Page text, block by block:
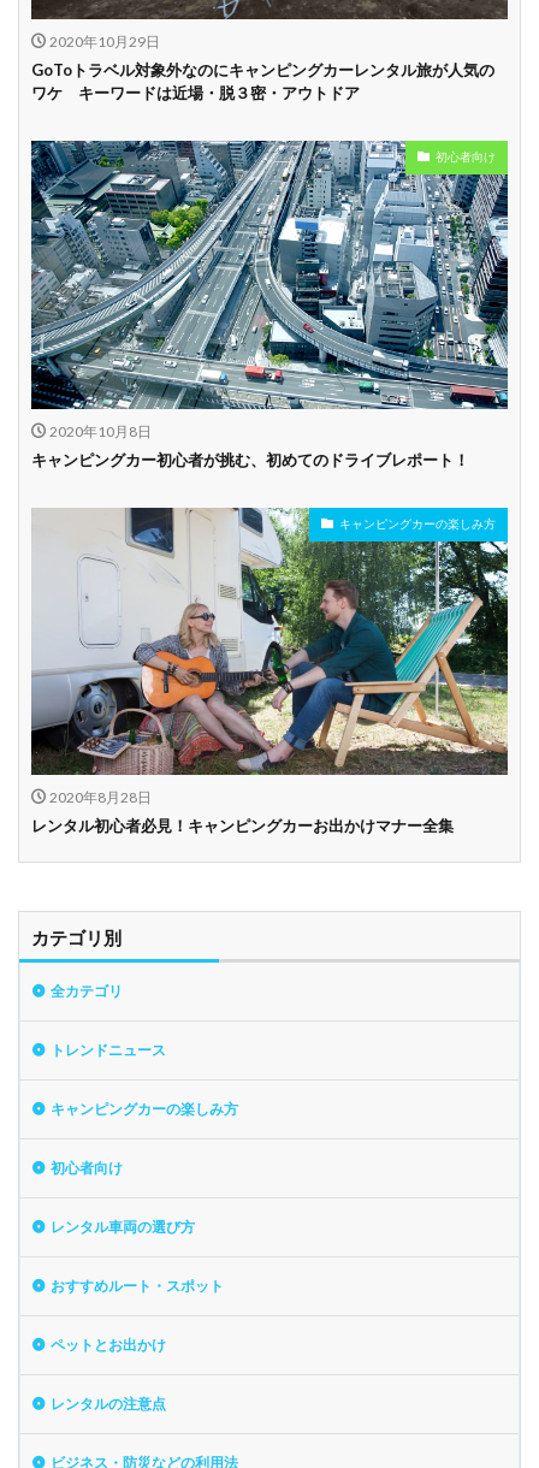
2020年10月29日
GoToトラベル対象外なのにキャンピングカーレンタル旅が人気の
ワケ キーワードは近場・脱３密・アウトドア
初心者向け
2020年10月8日
キャンピングカー初心者が挑む、初めてのドライブレポート！
キャンピングカーの楽しみ方
2020年8月28日
レンタル初心者必見！キャンピングカーお出かけマナー全集
カテゴリ別
全カテゴリ
トレンドニュース
キャンピングカーの楽しみ方
初心者向け
レンタル車両の選び方
おすすめルート・スポット
ペットとお出かけ
レンタルの注意点
ビジネス・防災などの利用法